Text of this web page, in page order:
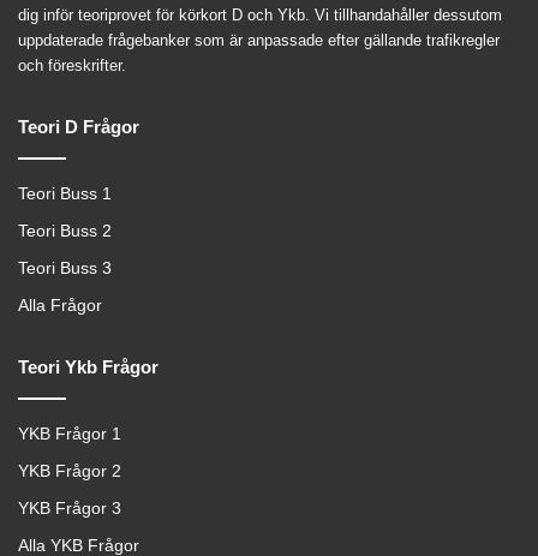
dig inför teoriprovet för körkort D och Ykb. Vi tillhandahåller dessutom
uppdaterade frågebanker som är anpassade efter gällande trafikregler
och föreskrifter.
Teori D Frågor
Teori Buss 1
Teori Buss 2
Teori Buss 3
Alla Frågor
Teori Ykb Frågor
YKB Frågor 1
YKB Frågor 2
YKB Frågor 3
Alla YKB Frågor